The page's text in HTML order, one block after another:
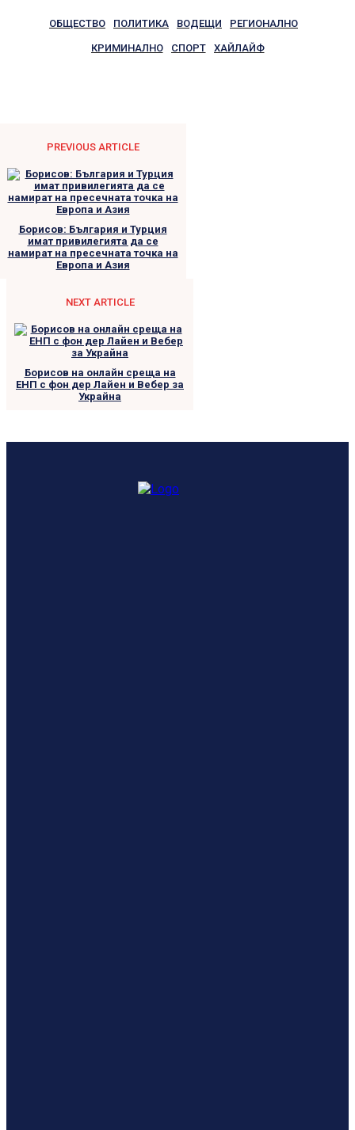
ОБЩЕСТВО ПОЛИТИКА ВОДЕЩИ РЕГИОНАЛНО
КРИМИНАЛНО СПОРТ ХАЙЛАЙФ
PREVIOUS ARTICLE
Борисов: България и Турция
имат привилегията да се
намират на пресечната точка на
Европа и Азия
NEXT ARTICLE
Борисов на онлайн среща на
ЕНП с фон дер Лайен и Вебер за
Украйна